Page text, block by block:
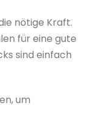
nötige Kraft.
für eine gute
sind einfach
um